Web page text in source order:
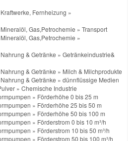
Kraftwerke, Fernheizung »
Mineralöl, Gas,Petrochemie » Transport
Mineralöl, Gas,Petrochemie »
Nahrung & Getränke » Getränkeindustrie&
Nahrung & Getränke » Milch & Milchprodukte
Nahrung & Getränke » dünnflüssige Medien
» Chemische Industrie
» Förderhöhe 0 bis 25 m
» Förderhöhe 25 bis 50 m
» Förderhöhe 50 bis 100 m
» Förderstrom 0 bis 10 m³/h
» Förderstrom 10 bis 50 m³/h
» Förderstrom 50 bis 100 m³/h